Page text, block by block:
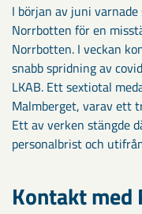
I början av juni
Norrbotten för en
Norrbotten. I veckan
snabb spridning av
LKAB. Ett sextiotal
Malmberget, varav ett
Ett av verken stängde
personalbrist och
Kontakt med